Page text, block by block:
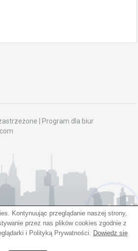
| Program dla biur
Kontynuując przeglądanie naszej strony,
przez nas plików cookies zgodnie z
i Polityką Prywatności. Dowiedz się
Hej! Chętnie Ci pomogę